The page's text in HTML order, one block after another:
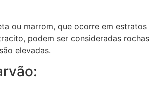
ou marrom, que ocorre em estratos
podem ser consideradas rochas
elevadas.